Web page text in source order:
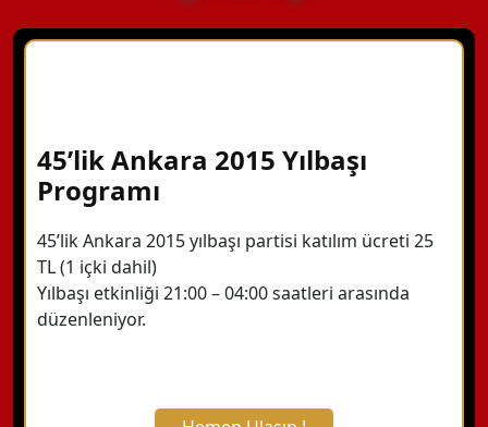
45’lik Ankara 2015 Yılbaşı
Programı
45’lik Ankara 2015 yılbaşı partisi katılım ücreti 25
TL (1 içki dahil)
Yılbaşı etkinliği 21:00 – 04:00 saatleri arasında
düzenleniyor.